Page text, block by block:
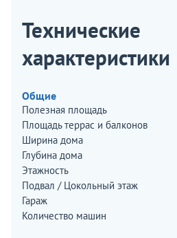
Технические
характеристики
Общие
Полезная площадь
Площадь террас и балконов
Ширина дома
Глубина дома
Этажность
Подвал / Цокольный этаж
Гараж
Количество машин